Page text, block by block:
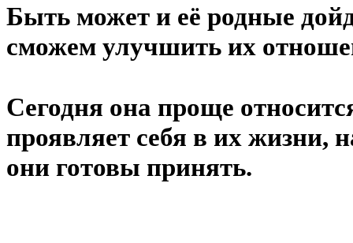
Быть может и её родные
сможем улучшить их
Сегодня она проще
проявляет себя в их жизни,
они готовы принять.